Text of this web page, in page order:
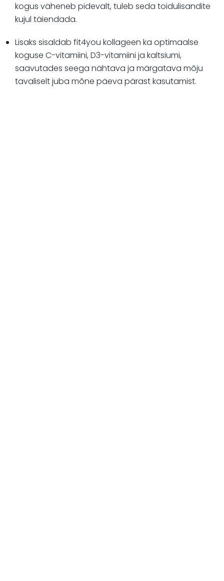
kogus väheneb pidevalt, tuleb seda toidulisandite
kujul täiendada.
Lisaks sisaldab fit4you kollageen ka optimaalse
koguse C-vitamiini, D3-vitamiini ja kaltsiumi,
saavutades seega nähtava ja märgatava mõju
tavaliselt juba mõne päeva pärast kasutamist.